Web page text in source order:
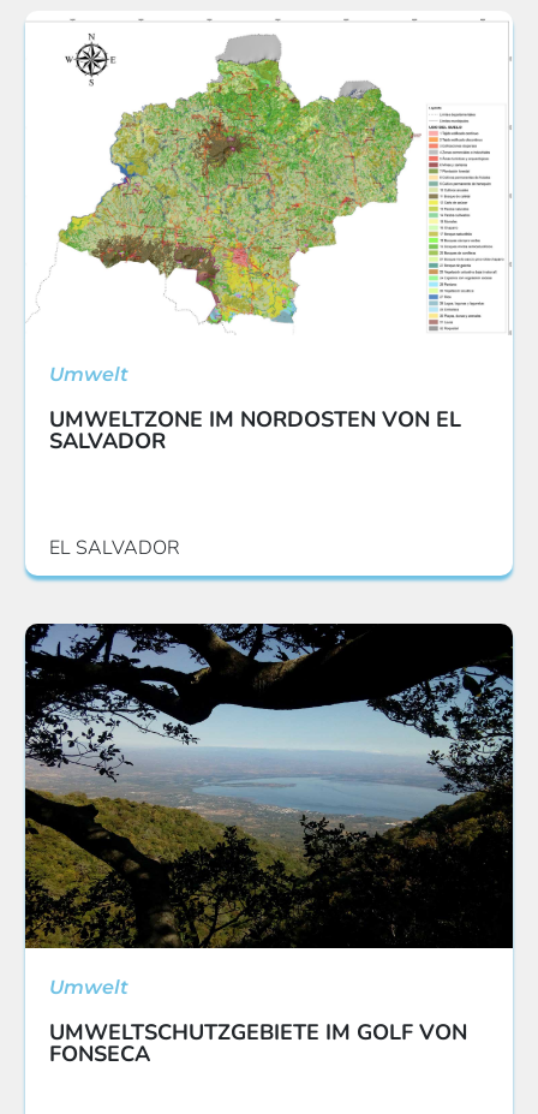
Umwelt
UMWELTZONE IM NORDOSTEN VON EL
SALVADOR
EL SALVADOR
Umwelt
UMWELTSCHUTZGEBIETE IM GOLF VON
FONSECA